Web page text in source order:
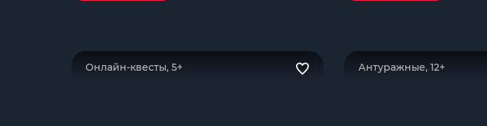
Онлайн-квесты, 5+ Антуражные, 12+